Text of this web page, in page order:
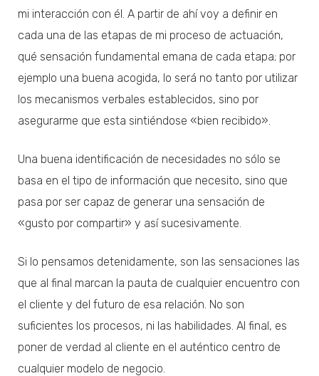
mi interacción con él. A partir de ahí voy a definir en
cada una de las etapas de mi proceso de actuación,
qué sensación fundamental emana de cada etapa; por
ejemplo una buena acogida, lo será no tanto por utilizar
los mecanismos verbales establecidos, sino por
asegurarme que esta sintiéndose «bien recibido».
Una buena identificación de necesidades no sólo se
basa en el tipo de información que necesito, sino que
pasa por ser capaz de generar una sensación de
«gusto por compartir» y así sucesivamente.
Si lo pensamos detenidamente, son las sensaciones las
que al final marcan la pauta de cualquier encuentro con
el cliente y del futuro de esa relación. No son
suficientes los procesos, ni las habilidades. Al final, es
poner de verdad al cliente en el auténtico centro de
cualquier modelo de negocio.